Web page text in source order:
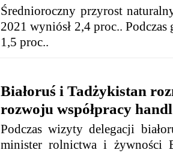
Średnioroczny przyrost
2021 wyniósł 2,4 proc..
1,5 proc..
Białoruś i Tadżykistan
rozwoju współpracy
Podczas wizyty delegacji
minister rolnictwa i żywności